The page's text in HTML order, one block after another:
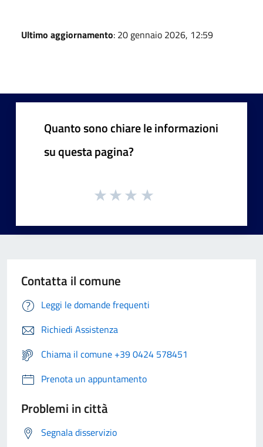
Ultimo aggiornamento: 20 gennaio 2026, 12:59
Quanto sono chiare le informazioni
su questa pagina?
Contatta il comune
Leggi le domande frequenti
Richiedi Assistenza
Chiama il comune +39 0424 578451
Prenota un appuntamento
Problemi in città
Segnala disservizio